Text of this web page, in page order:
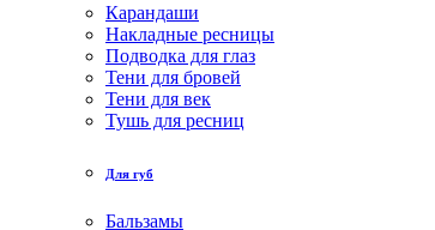
Карандаши
Накладные ресницы
Подводка для глаз
Тени для бровей
Тени для век
Тушь для ресниц
Для губ
Бальзамы